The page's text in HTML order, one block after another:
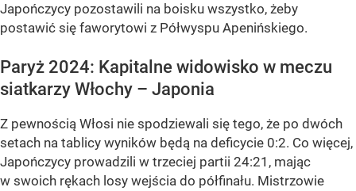
Japończycy pozostawili na boisku wszystko, żeby
postawić się faworytowi z Półwyspu Apenińskiego.
Paryż 2024: Kapitalne widowisko w meczu
siatkarzy Włochy – Japonia
Z pewnością Włosi nie spodziewali się tego, że po dwóch
setach na tablicy wyników będą na deficycie 0:2. Co więcej,
Japończycy prowadzili w trzeciej partii 24:21, mając
w swoich rękach losy wejścia do półfinału. Mistrzowie